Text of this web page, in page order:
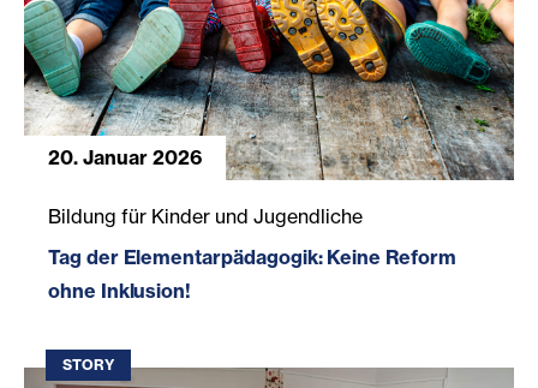
20. Januar 2026
Bildung für Kinder und Jugendliche
Tag der Elementarpädagogik: Keine Reform
ohne Inklusion!
STORY